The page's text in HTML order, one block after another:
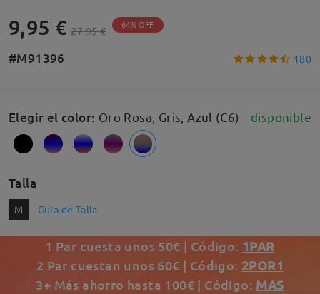
9,95 € 27,95 € 64% OFF
#M91396 180
Elegir el color: Oro Rosa, Gris, Azul (C6) disponible
Talla
M Guía de Talla
1 Par cuesta unos 50€ | Código: 1PAR
2 Par cuestan unos 60€ | Código: 2POR1
3+ Más ahorro hasta 100€ | Código: MAS